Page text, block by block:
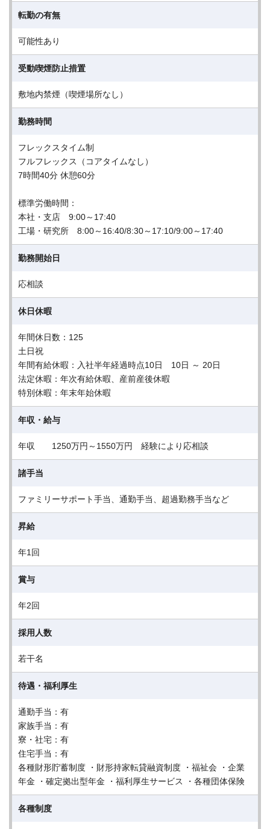
転勤の有無
可能性あり
受動喫煙防止措置
敷地内禁煙（喫煙場所なし）
勤務時間
フレックスタイム制
フルフレックス（コアタイムなし）
7時間40分 休憩60分
標準労働時間：
本社・支店 9:00～17:40
工場・研究所 8:00～16:40/8:30～17:10/9:00～17:40
勤務開始日
応相談
休日休暇
年間休日数：125
土日祝
年間有給休暇：入社半年経過時点10日 10日 ～ 20日
法定休暇：年次有給休暇、産前産後休暇
特別休暇：年末年始休暇
年収・給与
年収 1250万円～1550万円 経験により応相談
諸手当
ファミリーサポート手当、通勤手当、超過勤務手当など
昇給
年1回
賞与
年2回
採用人数
若干名
待遇・福利厚生
通勤手当：有
家族手当：有
寮・社宅：有
住宅手当：有
各種財形貯蓄制度 ・財形持家転貸融資制度 ・福祉会 ・企業
年金 ・確定拠出型年金 ・福利厚生サービス ・各種団体保険
各種制度